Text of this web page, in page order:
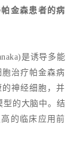
金森患者的病
是诱导多能
治疗帕金森病
神经细胞，并
型的大脑中。结
的临床应用前